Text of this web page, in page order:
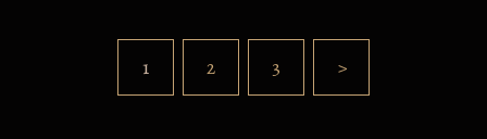
1 2 3 >